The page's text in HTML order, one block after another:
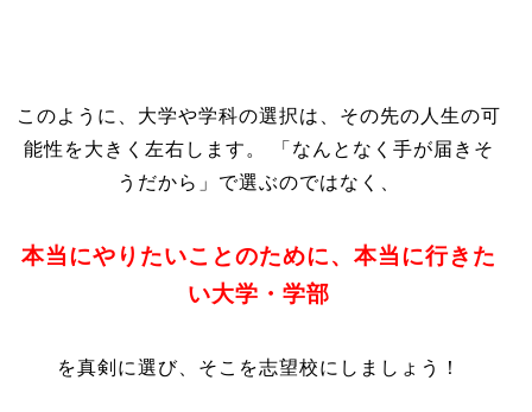
このように、大学や学科の選択は、その先の人生の可
能性を大きく左右します。 「なんとなく手が届きそ
うだから」で選ぶのではなく、
本当にやりたいことのために、本当に行きた
い大学・学部
を真剣に選び、そこを志望校にしましょう！